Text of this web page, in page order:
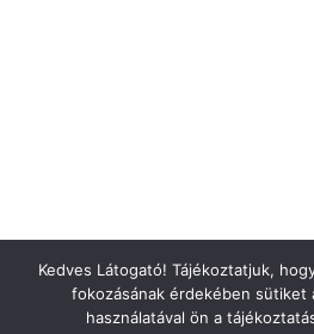
Kedves Látogató! Tájékoztatjuk,
fokozásának érdekében sütiket
használatával ön a